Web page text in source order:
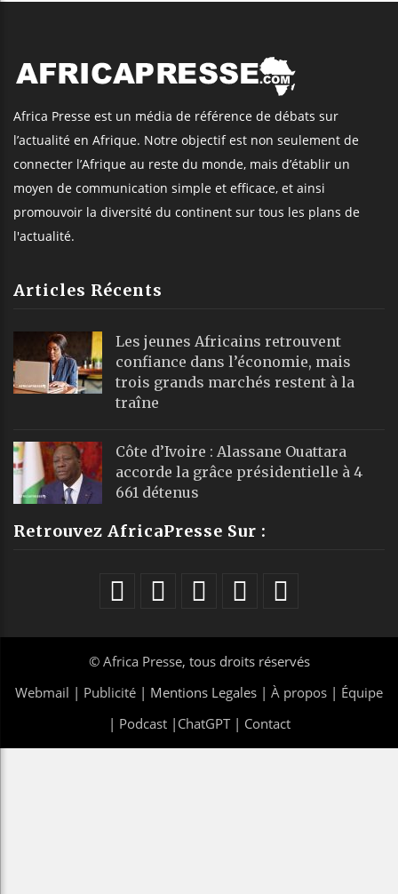
Africa Presse est un média de référence de débats sur
l’actualité en Afrique. Notre objectif est non seulement de
connecter l’Afrique au reste du monde, mais d’établir un
moyen de communication simple et efficace, et ainsi
promouvoir la diversité du continent sur tous les plans de
l'actualité.
Articles Récents
Les jeunes Africains retrouvent
confiance dans l’économie, mais
trois grands marchés restent à la
traîne
Côte d’Ivoire : Alassane Ouattara
accorde la grâce présidentielle à 4
661 détenus
Retrouvez AfricaPresse Sur :
© Africa Presse, tous droits réservés
Webmail | Publicité | Mentions Legales | À propos | Équipe
| Podcast| ChatGPT| Contact